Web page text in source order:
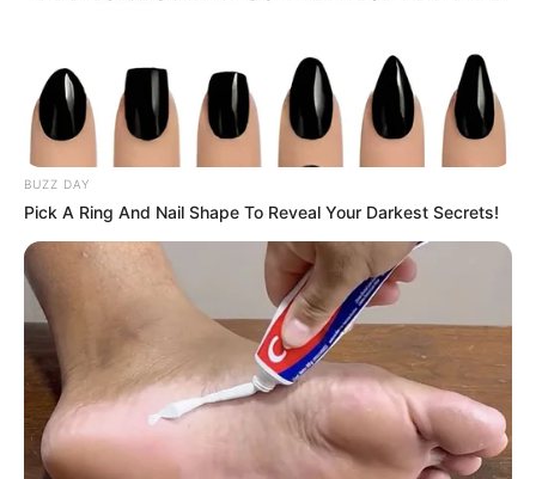
BUZZ DAY
Pick A Ring And Nail Shape To Reveal Your Darkest Secrets!